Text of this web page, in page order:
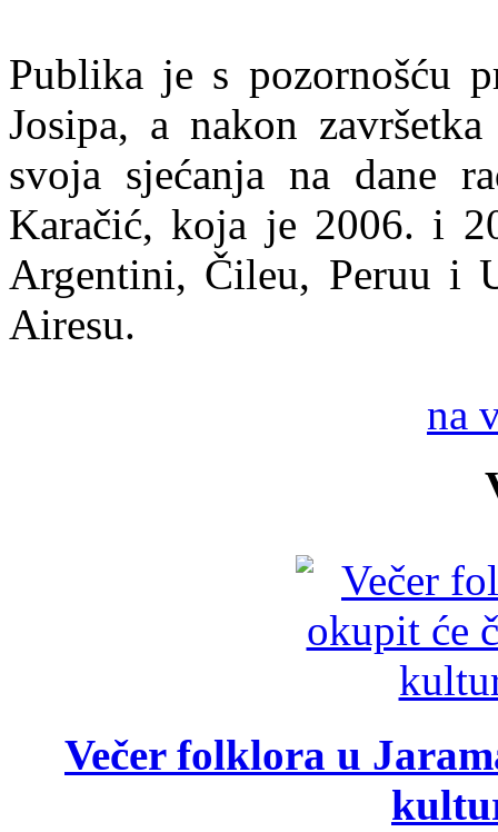
Publika je s pozornošću
Josipa, a nakon
svoja sjećanja na dane
Karačić, koja je 2006. i
Argentini, Čileu, Peruu i
Airesu.
na
Večer folklora u